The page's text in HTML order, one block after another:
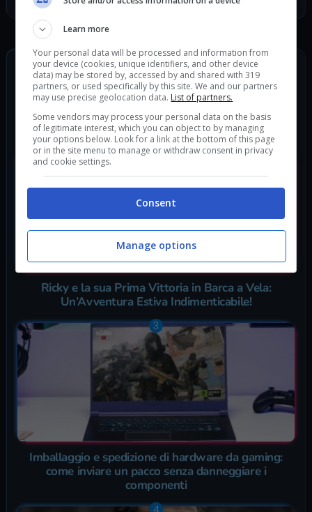
ULTIMI ARTICOLI
TIM lancia il Tapster Smart Bracelet No2: Il nuovo
braccialetto NFC per pagamenti contactless
Ricky e la sua Prima Vittoria in Barca a Vela:
Un’Avventura Estiva Indimenticabile!
Imballaggio e spedizione di hardware da gaming:
come inviare un pacco senza danneggiare i
componenti
Learn more
Your personal data will be processed and information from
your device (cookies, unique identifiers, and other device
data) may be stored by, accessed by and shared with 319
partners, or used specifically by this site. We and our partners
may use precise geolocation data. List of partners.
Some vendors may process your personal data on the basis
of legitimate interest, which you can object to by managing
your options below. Look for a link at the bottom of this page
or in the site menu to manage or withdraw consent in privacy
and cookie settings.
Consent
Manage options